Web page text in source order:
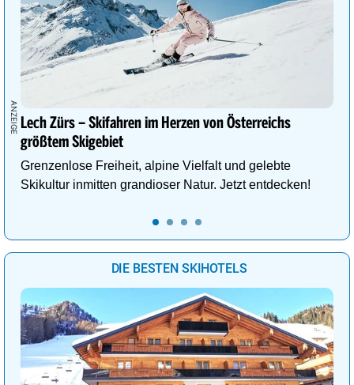
Lech Zürs – Skifahren im Herzen von Österreichs
größtem Skigebiet
Grenzenlose Freiheit, alpine Vielfalt und gelebte
Skikultur inmitten grandioser Natur. Jetzt entdecken!
DIE BESTEN SKIHOTELS